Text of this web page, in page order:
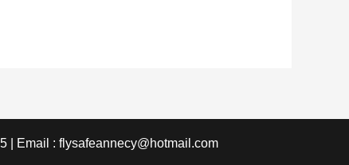
| Email : flysafeannecy@hotmail.com